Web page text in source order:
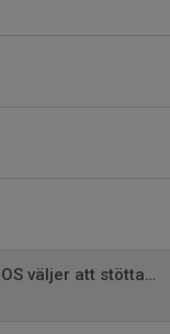
Glada nyheter för Vrångö IF! OBOS väljer att stötta oss.